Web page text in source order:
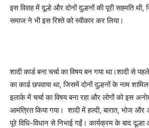
इस विवाह में दूल्हे और दोनों दुल्हनों की पूरी सहमति
समाज ने भी इस रिश्ते को स्वीकार कर लिया।
शादी कार्ड बना चर्चा का विषय बन गया था।शादी से
का कार्ड छपवाया था, जिसमें दोनों दुल्हनों के नाम
इलाके में चर्चा का विषय बना रहा और लोगों को इस
आमंत्रित किया गया। शादी में हल्दी, बारात, भोज और
पूरे विधि-विधान से निभाई गईं। कार्यक्रम के बाद